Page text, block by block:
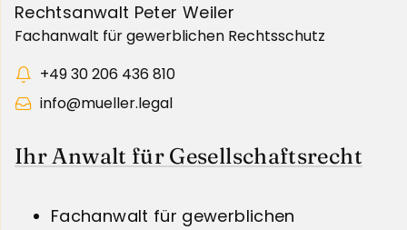
Rechtsanwalt Peter Weiler
Fachanwalt für gewerblichen Rechtsschutz
+49 30 206 436 810
info@mueller.legal
Ihr Anwalt für Gesellschaftsrecht
Fachanwalt für gewerblichen